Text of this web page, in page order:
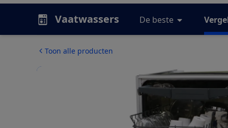
Vaatwassers De beste
Toon alle producten